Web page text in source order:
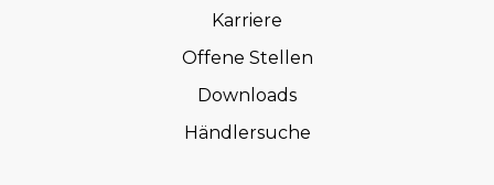
Karriere
Offene Stellen
Downloads
Händlersuche